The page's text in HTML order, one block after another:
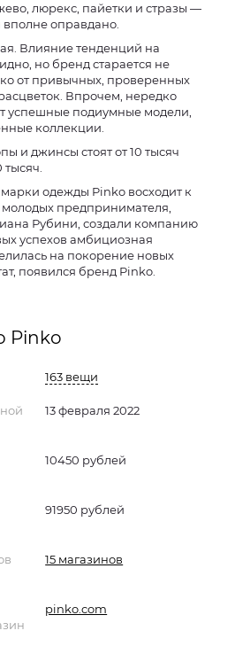
люрекс, пайетки и стразы —
вполне оправдано.
Влияние тенденций на
но бренд старается не
от привычных, проверенных
Впрочем, нередко
успешные подиумные модели,
коллекции.
и джинсы стоят от 10 тысяч
марки одежды Pinko восходит к
молодых предпринимателя,
Рубини, создали компанию
успехов амбициозная
на покорение новых
появился бренд Pinko.
Pinko
163 вещи
13 февраля 2022
10450 рублей
91950 рублей
15 магазинов
pinko.com